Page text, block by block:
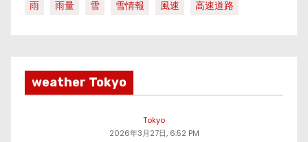
雨
雨量 雪 雪情報 風速 高速道路
weather Tokyo
Tokyo
2026年3月27日, 6:52 PM